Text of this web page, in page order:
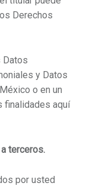
Derechos
Datos
y Datos
o en un
finalidades aquí
terceros.
por usted